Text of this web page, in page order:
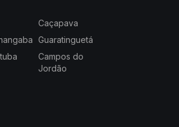
Caçapava
Guaratinguetá
Campos do
Jordão